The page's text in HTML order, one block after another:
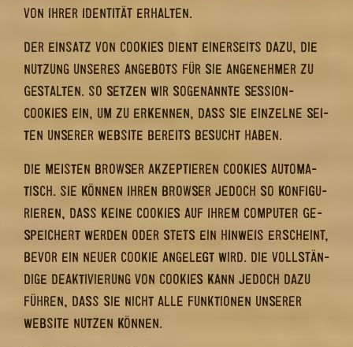
VON IHRER IDEN­TI­TÄT ER­HAL­TEN.
DER EIN­SATZ VON COO­KIES DIENT EI­NER­SEITS DAZU, DIE
NUT­ZUNG UN­SE­RES AN­GE­BOTS FÜR SIE AN­GE­NEH­MER ZU
GE­STAL­TEN. SO SET­ZEN WIR SO­GE­NANN­TE SESSION-​
COOKIES EIN, UM ZU ER­KEN­NEN, DASS SIE EIN­ZEL­NE SEI­
TEN UN­SE­RER WEB­SITE BE­REITS BE­SUCHT HABEN.
DIE MEIS­TEN BROW­SER AK­ZEP­TIE­REN COO­KIES AU­TO­MA­
TISCH. SIE KÖN­NEN IHREN BROW­SER JE­DOCH SO KON­FI­GU­
RIE­REN, DASS KEINE COO­KIES AUF IHREM COM­PU­TER GE­
SPEI­CHERT WER­DEN ODER STETS EIN HIN­WEIS ER­SCHEINT,
BEVOR EIN NEUER COO­KIE AN­GE­LEGT WIRD. DIE VOLL­STÄN­
DI­GE DE­AK­TI­VIE­RUNG VON COO­KIES KANN JE­DOCH DAZU
FÜH­REN, DASS SIE NICHT ALLE FUNK­TIO­NEN UN­SE­RER
WEB­SITE NUT­ZEN KÖN­NEN.